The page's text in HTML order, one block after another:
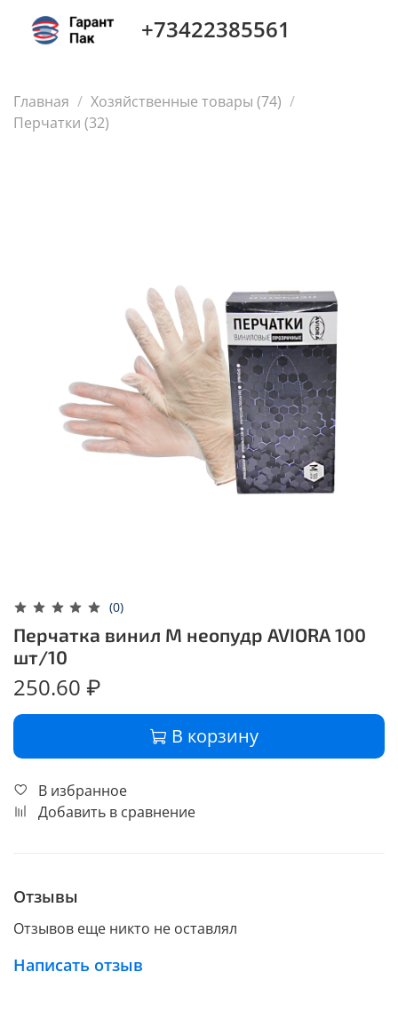
+73422385561
Главная
Хозяйственные товары (74)
Перчатки (32)
(0)
Перчатка винил M неопудр AVIORA 100
шт/10
250.60 ₽
В корзину
В избранное
Добавить в сравнение
Отзывы
Отзывов еще никто не оставлял
Написать отзыв